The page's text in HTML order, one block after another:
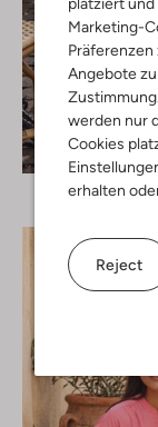
Marketing-
Angebote
werden nur
Cookies
erhalten
Reject